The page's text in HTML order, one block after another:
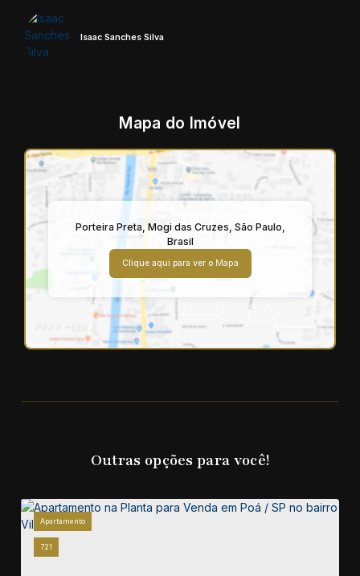
Isaac Sanches Silva
Mapa do Imóvel
Porteira Preta, Mogi das Cruzes, São Paulo,
Brasil
Clique aqui para ver o Mapa
Outras opções para você!
721
Apartamento